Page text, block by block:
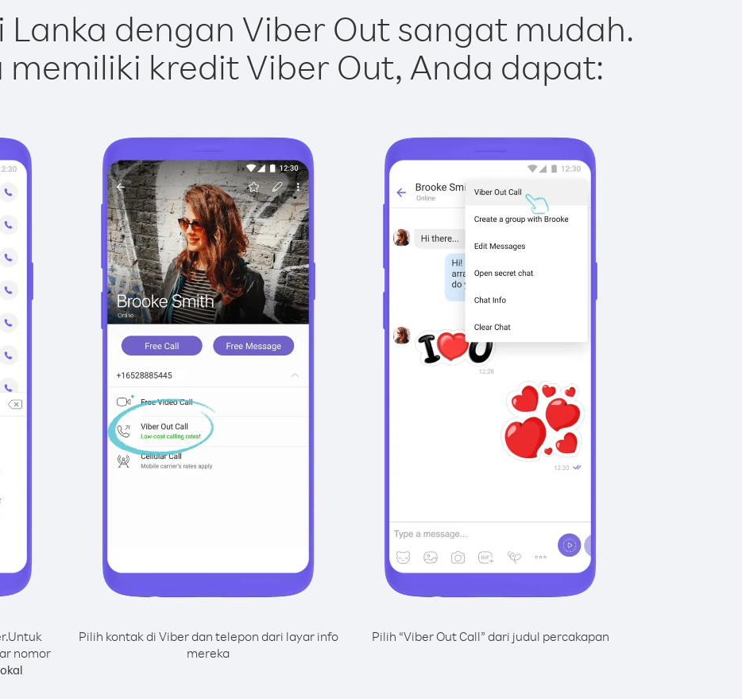
Lanka dengan Viber Out sangat mudah.
memiliki kredit Viber Out, Anda dapat:
Untuk
nomor
Pilih kontak di Viber dan telepon dari layar info
mereka
Pilih “Viber Out Call” dari judul percakapan